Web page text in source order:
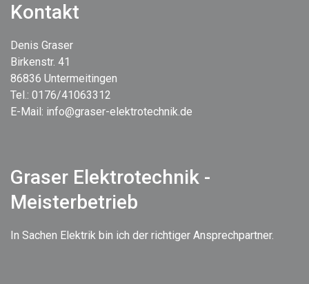
Kontakt
Denis Graser
Birkenstr. 41
86836 Untermeitingen
Tel.: 0176/41063312
E-Mail: info@graser-elektrotechnik.de
Graser Elektrotechnik -
Meisterbetrieb
In Sachen Elektrik bin ich der richtiger Ansprechpartner.